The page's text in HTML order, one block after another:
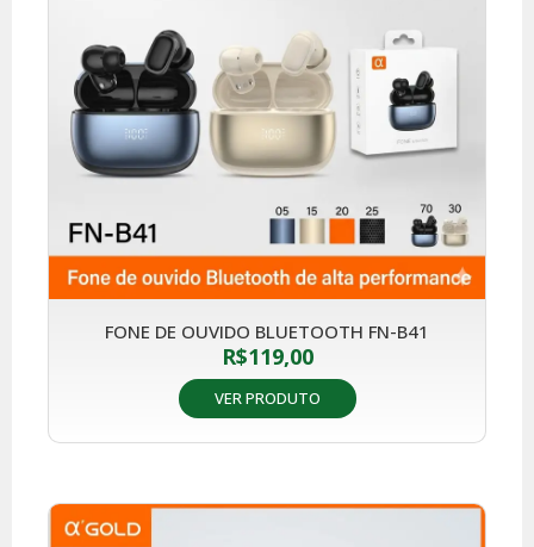
FONE DE OUVIDO BLUETOOTH FN-B41
R$119,00
VER PRODUTO